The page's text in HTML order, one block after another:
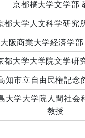
京都橘大学文学部
都大学人文科学研究
大阪商業大学経済学部
都大学大学院文学研
知市立自由民権記
大学大学院人間社会
教授